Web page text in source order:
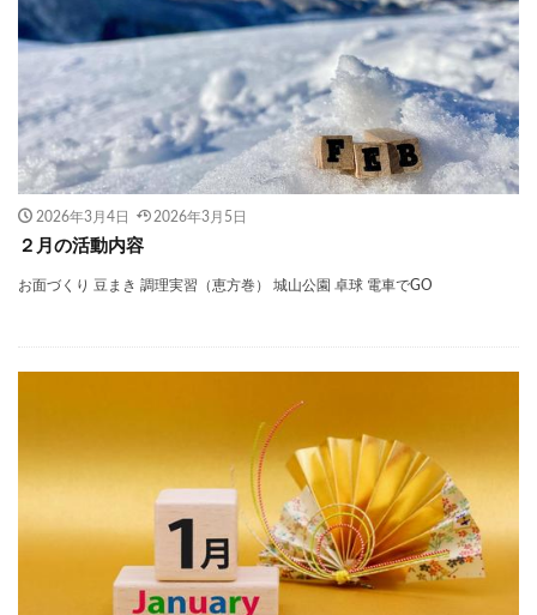
2026年3月4日 2026年3月5日
２月の活動内容
お面づくり 豆まき 調理実習（恵方巻） 城山公園 卓球 電車でGO